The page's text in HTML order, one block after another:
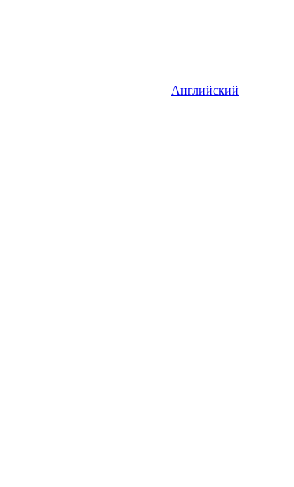
Английский